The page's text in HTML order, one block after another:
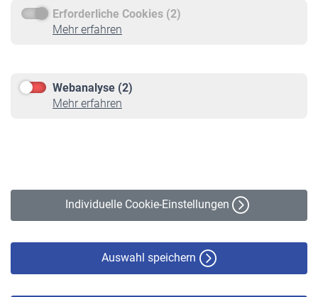
Erforderliche Cookies (2)
Mehr erfahren
Webanalyse (2)
Mehr erfahren
Individuelle Cookie-Einstellungen
Auswahl speichern
Service
Informationen
Online-Rechner
VBLnewsletter
Erklärung zur Barrierefreiheit